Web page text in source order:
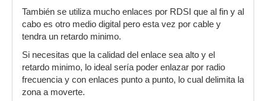
También se utiliza mucho enlaces por RDSI que al fin y al
cabo es otro medio digital pero esta vez por cable y
tendra un retardo minimo.
Si necesitas que la calidad del enlace sea alto y el
retardo minimo, lo ideal sería poder enlazar por radio
frecuencia y con enlaces punto a punto, lo cual delimita la
zona a moverte.